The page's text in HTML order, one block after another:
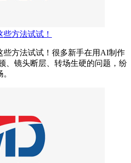
方法试试！
些方法试试！很多新手在用AI制作
、镜头断层、转场生硬的问题，纷